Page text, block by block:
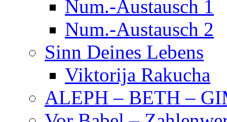
Num.-Austausch 1
Num.-Austausch 2
Sinn Deines Lebens
Viktorija Rakucha
ALEPH – BETH –